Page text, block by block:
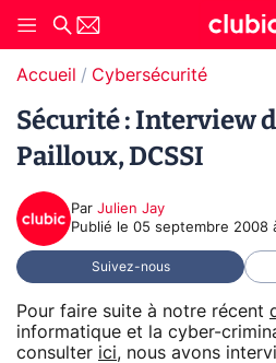
Accueil Cybersécurité
Sécurité : Interview
Pailloux, DCSSI
Par Julien Jay
Publié le 05 septembre 2008
Suivez-nous
Pour faire suite à notre récent
informatique et la cyber-
consulter ici, nous avons